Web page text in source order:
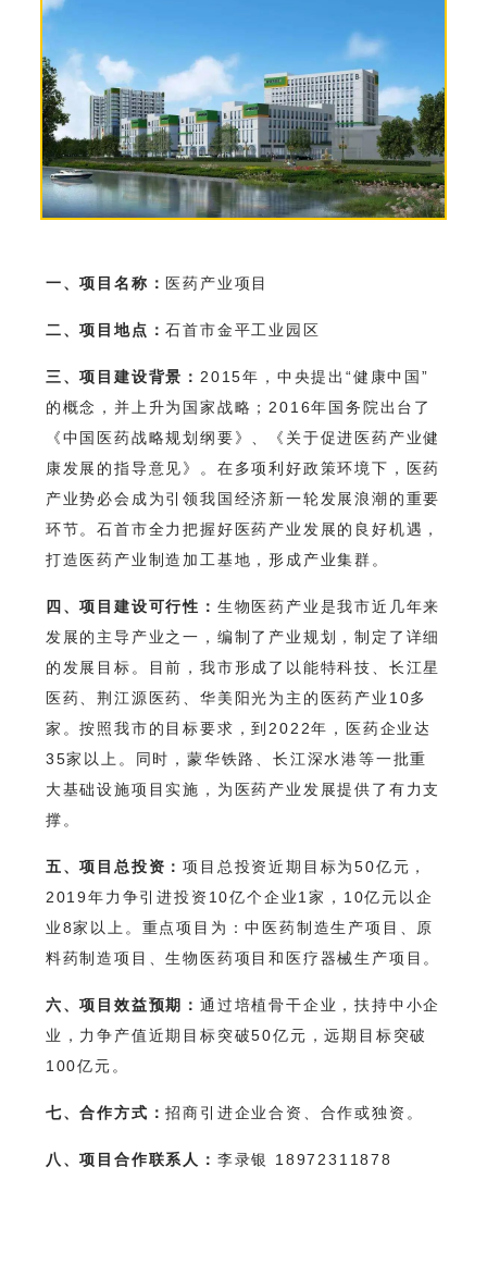
一、项目名称： 医药产业项目
二、项目地点：石首市金平工业园区
三、项目建设背景： 2015年，中央提出“健康中国”
的概念，并上升为国家战略；2016年国务院出台了
《中国医药战略规划纲要》、《关于促进医药产业健
康发展的指导意见》。在多项利好政策环境下，医药
产业势必会成为引领我国经济新一轮发展浪潮的重要
环节。石首市全力把握好医药产业发展的良好机遇，
打造医药产业制造加工基地，形成产业集群。
四、项目建设可行性： 生物医药产业是我市近几年来
发展的主导产业之一，编制了产业规划，制定了详细
的发展目标。目前，我市形成了以能特科技、长江星
医药、荆江源医药、华美阳光为主的医药产业10多
家。按照我市的目标要求，到2022年，医药企业达
35家以上。同时，蒙华铁路、长江深水港等一批重
大基础设施项目实施，为医药产业发展提供了有力支
撑。
五、项目总投资：项目总投资近期目标为50亿元，
2019年力争引进投资10亿个企业1家，10亿元以企
业8家以上。重点项目为：中医药制造生产项目、原
料药制造项目、生物医药项目和医疗器械生产项目。
六、项目效益预期：通过培植骨干企业，扶持中小企
业，力争产值近期目标突破50亿元，远期目标突破
100亿元。
七、合作方式：招商引进企业合资、合作或独资。
八、项目合作联系人： 李录银 18972311878